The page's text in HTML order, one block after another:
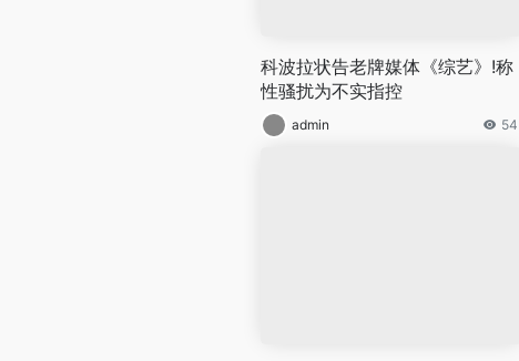
科波拉状告老牌媒体《综艺》!称
性骚扰为不实指控
admin 54